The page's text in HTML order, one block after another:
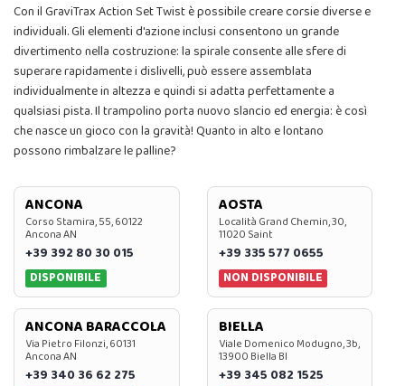
Con il GraviTrax Action Set Twist è possibile creare corsie diverse e
individuali. Gli elementi d'azione inclusi consentono un grande
divertimento nella costruzione: la spirale consente alle sfere di
superare rapidamente i dislivelli, può essere assemblata
individualmente in altezza e quindi si adatta perfettamente a
qualsiasi pista. Il trampolino porta nuovo slancio ed energia: è così
che nasce un gioco con la gravità! Quanto in alto e lontano
possono rimbalzare le palline?
ANCONA
Corso Stamira, 55, 60122
Ancona AN
+39 392 80 30 015
DISPONIBILE
AOSTA
Località Grand Chemin, 30,
11020 Saint
+39 335 577 0655
NON DISPONIBILE
ANCONA BARACCOLA
Via Pietro Filonzi, 60131
Ancona AN
+39 340 36 62 275
BIELLA
Viale Domenico Modugno, 3b,
13900 Biella BI
+39 345 082 1525